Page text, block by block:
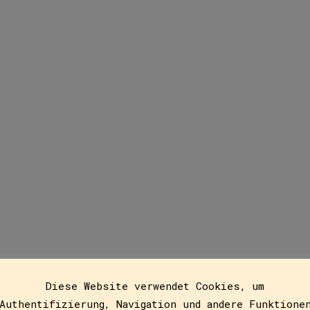
Diese Website verwendet Cookies, um
Authentifizierung, Navigation und andere Funktionen